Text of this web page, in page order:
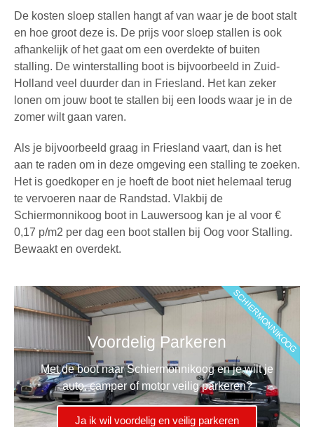
De kosten sloep stallen hangt af van waar je de boot stalt
en hoe groot deze is. De prijs voor sloep stallen is ook
afhankelijk of het gaat om een overdekte of buiten
stalling. De winterstalling boot is bijvoorbeeld in Zuid-
Holland veel duurder dan in Friesland. Het kan zeker
lonen om jouw boot te stallen bij een loods waar je in de
zomer wilt gaan varen.
Als je bijvoorbeeld graag in Friesland vaart, dan is het
aan te raden om in deze omgeving een stalling te zoeken.
Het is goedkoper en je hoeft de boot niet helemaal terug
te vervoeren naar de Randstad. Vlakbij de
Schiermonnikoog bootin Lauwersoog kan je al voor €
0,17 p/m2 per dag een boot stallen bij Oog voor Stalling.
Bewaakt en overdekt.
Voordelig Parkeren
Met de boot naar Schiermonnikoog en je wilt je
auto, camper of motor veilig parkeren?
Ja ik wil voordelig en veilig parkeren
SCHIERMONNIKOOG